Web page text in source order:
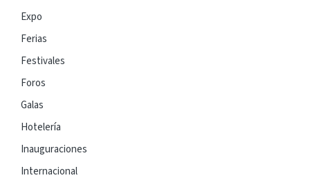
Expo
Ferias
Festivales
Foros
Galas
Hotelería
Inauguraciones
Internacional